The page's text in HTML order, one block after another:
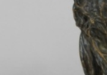
morphologie,
Le mardi, de 15h à 17h30 ou
de 19h à 21h30 - Le
Inscription annuelle :
échelonné : 3 x 140€) . - Inscription en cours d’année, tarif